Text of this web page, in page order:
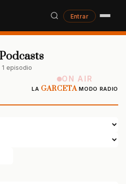
Entrar
1 episodio
ON AIR
LA GARCETAMODO RADIO